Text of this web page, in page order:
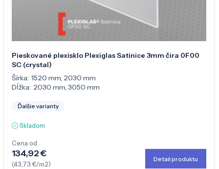
Pieskované plexisklo Plexiglas Satinice 3mm čira 0F00
SC (crystal)
Šírka: 1520 mm, 2030 mm
Dĺžka: 2030 mm,3050 mm
Ďalšie varianty
Skladom
Cena od
134,92 €
(43,73 €/m2)
Detail produktu